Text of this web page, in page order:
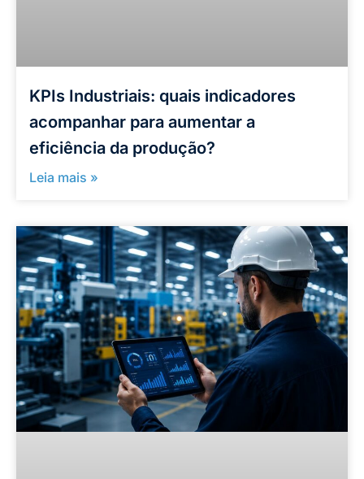
KPIs Industriais: quais indicadores
acompanhar para aumentar a
eficiência da produção?
Leia mais »